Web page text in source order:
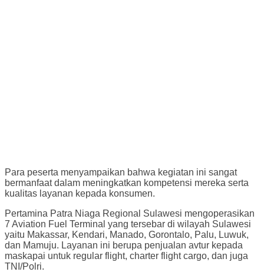
Para peserta menyampaikan bahwa kegiatan ini sangat
bermanfaat dalam meningkatkan kompetensi mereka serta
kualitas layanan kepada konsumen.
Pertamina Patra Niaga Regional Sulawesi mengoperasikan
7 Aviation Fuel Terminal yang tersebar di wilayah Sulawesi
yaitu Makassar, Kendari, Manado, Gorontalo, Palu, Luwuk,
dan Mamuju. Layanan ini berupa penjualan avtur kepada
maskapai untuk regular flight, charter flight cargo, dan juga
TNI/Polri.